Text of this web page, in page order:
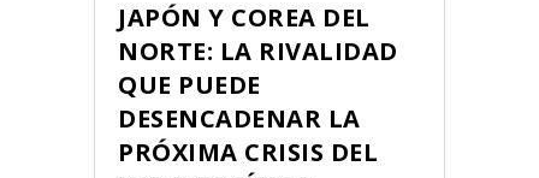
JAPÓN Y COREA DEL
NORTE: LA RIVALIDAD
QUE PUEDE
DESENCADENAR LA
PRÓXIMA CRISIS DEL